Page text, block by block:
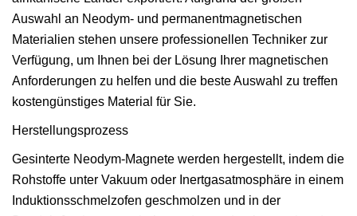
Auswahl an Neodym- und permanentmagnetischen
Materialien stehen unsere professionellen Techniker zur
Verfügung, um Ihnen bei der Lösung Ihrer magnetischen
Anforderungen zu helfen und die beste Auswahl zu treffen
kostengünstiges Material für Sie.
Herstellungsprozess
Gesinterte Neodym-Magnete werden hergestellt, indem die
Rohstoffe unter Vakuum oder Inertgasatmosphäre in einem
Induktionsschmelzofen geschmolzen und in der